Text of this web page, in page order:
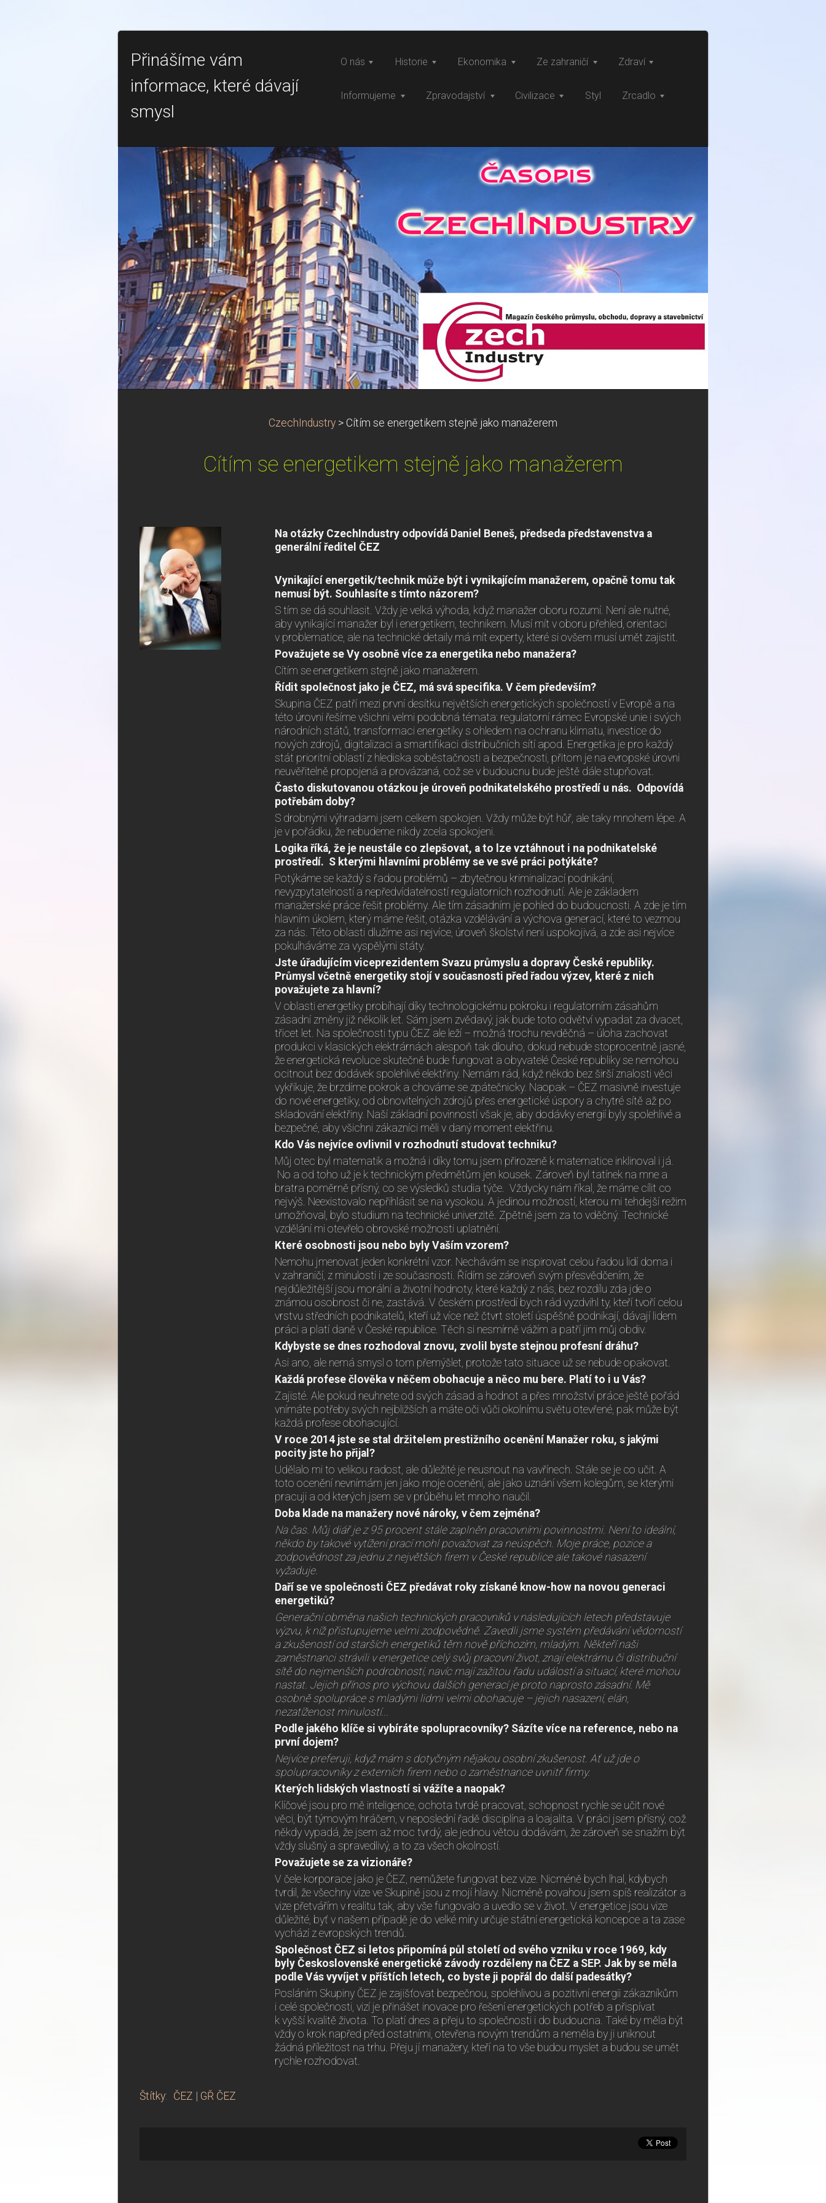
Přinášíme vám
informace, které dávají
smysl
O nás Historie Ekonomika Ze zahraničí Zdraví
Informujeme Zpravodajství Civilizace Styl Zrcadlo
CzechIndustry > Cítím se energetikem stejně jako manažerem
Cítím se energetikem stejně jako manažerem
Na otázky CzechIndustry odpovídá Daniel Beneš, předseda představenstva a
generální ředitel ČEZ
Vynikající energetik/technik může být i vynikajícím manažerem, opačně tomu tak
nemusí být. Souhlasíte s tímto názorem?
S tím se dá souhlasit. Vždy je velká výhoda, když manažer oboru rozumí. Není ale nutné,
aby vynikající manažer byl i energetikem, technikem. Musí mít v oboru přehled, orientaci
v problematice, ale na technické detaily má mít experty, které si ovšem musí umět zajistit.
Považujete se Vy osobně více za energetika nebo manažera?
Cítím se energetikem stejně jako manažerem.
Řídit společnost jako je ČEZ, má svá specifika. V čem především?
Skupina ČEZ patří mezi první desítku největších energetických společností v Evropě a na
této úrovni řešíme všichni velmi podobná témata: regulatorní rámec Evropské unie i svých
národních států, transformaci energetiky s ohledem na ochranu klimatu, investice do
nových zdrojů, digitalizaci a smartifikaci distribučních sítí apod. Energetika je pro každý
stát prioritní oblastí z hlediska soběstačnosti a bezpečnosti, přitom je na evropské úrovni
neuvěřitelně propojená a provázaná, což se v budoucnu bude ještě dále stupňovat.
Často diskutovanou otázkou je úroveň podnikatelského prostředí u nás. Odpovídá
potřebám doby?
S drobnými výhradami jsem celkem spokojen. Vždy může být hůř, ale taky mnohem lépe. A
je v pořádku, že nebudeme nikdy zcela spokojeni.
Logika říká, že je neustále co zlepšovat, a to lze vztáhnout i na podnikatelské
prostředí. S kterými hlavními problémy se ve své práci potýkáte?
Potýkáme se každý s řadou problémů – zbytečnou kriminalizací podnikání,
nevyzpytatelností a nepředvídatelností regulatorních rozhodnutí. Ale je základem
manažerské práce řešit problémy. Ale tím zásadním je pohled do budoucnosti. A zde je tím
hlavním úkolem, který máme řešit, otázka vzdělávání a výchova generací, které to vezmou
za nás. Této oblasti dlužíme asi nejvíce, úroveň školství není uspokojivá, a zde asi nejvíce
pokulháváme za vyspělými státy.
Jste úřadujícím viceprezidentem Svazu průmyslu a dopravy České republiky.
Průmysl včetně energetiky stojí v současnosti před řadou výzev, které z nich
považujete za hlavní?
V oblasti energetiky probíhají díky technologickému pokroku i regulatorním zásahům
zásadní změny již několik let. Sám jsem zvědavý, jak bude toto odvětví vypadat za dvacet,
třicet let. Na společnosti typu ČEZ ale leží – možná trochu nevděčná – úloha zachovat
produkci v klasických elektrárnách alespoň tak dlouho, dokud nebude stoprocentně jasné,
že energetická revoluce skutečně bude fungovat a obyvatelé České republiky se nemohou
ocitnout bez dodávek spolehlivé elektřiny. Nemám rád, když někdo bez širší znalosti věci
vykřikuje, že brzdíme pokrok a chováme se zpátečnicky. Naopak – ČEZ masivně investuje
do nové energetiky, od obnovitelných zdrojů přes energetické úspory a chytré sítě až po
skladování elektřiny. Naší základní povinností však je, aby dodávky energií byly spolehlivé a
bezpečné, aby všichni zákazníci měli v daný moment elektřinu.
Kdo Vás nejvíce ovlivnil v rozhodnutí studovat techniku?
Můj otec byl matematik a možná i díky tomu jsem přirozeně k matematice inklinoval i já.
No a od toho už je k technickým předmětům jen kousek. Zároveň byl tatínek na mne a
bratra poměrně přísný, co se výsledků studia týče. Vždycky nám říkal, že máme cílit co
nejvýš. Neexistovalo nepřihlásit se na vysokou. A jedinou možností, kterou mi tehdejší režim
umožňoval, bylo studium na technické univerzitě. Zpětně jsem za to vděčný. Technické
vzdělání mi otevřelo obrovské možnosti uplatnění.
Které osobnosti jsou nebo byly Vaším vzorem?
Nemohu jmenovat jeden konkrétní vzor. Nechávám se inspirovat celou řadou lidí doma i
v zahraničí, z minulosti i ze současnosti. Řídím se zároveň svým přesvědčením, že
nejdůležitější jsou morální a životní hodnoty, které každý z nás, bez rozdílu zda jde o
známou osobnost či ne, zastává. V českém prostředí bych rád vyzdvihl ty, kteří tvoří celou
vrstvu středních podnikatelů, kteří už více než čtvrt století úspěšně podnikají, dávají lidem
práci a platí daně v České republice. Těch si nesmírně vážím a patří jim můj obdiv.
Kdybyste se dnes rozhodoval znovu, zvolil byste stejnou profesní dráhu?
Asi ano, ale nemá smysl o tom přemýšlet, protože tato situace už se nebude opakovat.
Každá profese člověka v něčem obohacuje a něco mu bere. Platí to i u Vás?
Zajisté. Ale pokud neuhnete od svých zásad a hodnot a přes množství práce ještě pořád
vnímáte potřeby svých nejbližších a máte oči vůči okolnímu světu otevřené, pak může být
každá profese obohacující.
V roce 2014 jste se stal držitelem prestižního ocenění Manažer roku, s jakými
pocity jste ho přijal?
Udělalo mi to velikou radost, ale důležité je neusnout na vavřínech. Stále se je co učit. A
toto ocenění nevnímám jen jako moje ocenění, ale jako uznání všem kolegům, se kterými
pracuji a od kterých jsem se v průběhu let mnoho naučil.
Doba klade na manažery nové nároky, v čem zejména?
Na čas. Můj diář je z 95 procent stále zaplněn pracovními povinnostmi. Není to ideální,
někdo by takové vytížení prací mohl považovat za neúspěch. Moje práce, pozice a
zodpovědnost za jednu z největších firem v České republice ale takové nasazení
vyžaduje.
Daří se ve společnosti ČEZ předávat roky získané know-how na novou generaci
energetiků?
Generační obměna našich technických pracovníků v následujících letech představuje
výzvu, k níž přistupujeme velmi zodpovědně. Zavedli jsme systém předávání vědomostí
a zkušeností od starších energetiků těm nově příchozím, mladým. Někteří naši
zaměstnanci strávili v energetice celý svůj pracovní život, znají elektrárnu či distribuční
sítě do nejmenších podrobností, navíc mají zažitou řadu událostí a situací, které mohou
nastat. Jejich přínos pro výchovu dalších generací je proto naprosto zásadní. Mě
osobně spolupráce s mladými lidmi velmi obohacuje – jejich nasazení, elán,
nezatíženost minulostí...
Podle jakého klíče si vybíráte spolupracovníky? Sázíte více na reference, nebo na
první dojem?
Nejvíce preferuji, když mám s dotyčným nějakou osobní zkušenost. Ať už jde o
spolupracovníky z externích firem nebo o zaměstnance uvnitř firmy.
Kterých lidských vlastností si vážíte a naopak?
Klíčové jsou pro mě inteligence, ochota tvrdě pracovat, schopnost rychle se učit nové
věci, být týmovým hráčem, v neposlední řadě disciplína a loajalita. V práci jsem přísný, což
někdy vypadá, že jsem až moc tvrdý, ale jednou větou dodávám, že zároveň se snažím být
vždy slušný a spravedlivý, a to za všech okolností.
Považujete se za vizionáře?
V čele korporace jako je ČEZ, nemůžete fungovat bez vize. Nicméně bych lhal, kdybych
tvrdil, že všechny vize ve Skupině jsou z mojí hlavy. Nicméně povahou jsem spíš realizátor a
vize přetvářím v realitu tak, aby vše fungovalo a uvedlo se v život. V energetice jsou vize
důležité, byť v našem případě je do velké míry určuje státní energetická koncepce a ta zase
vychází z evropských trendů.
Společnost ČEZ si letos připomíná půl století od svého vzniku v roce 1969, kdy
byly Československé energetické závody rozděleny na ČEZ a SEP. Jak by se měla
podle Vás vyvíjet v příštích letech, co byste ji popřál do další padesátky?
Posláním Skupiny ČEZ je zajišťovat bezpečnou, spolehlivou a pozitivní energii zákazníkům
i celé společnosti, vizí je přinášet inovace pro řešení energetických potřeb a přispívat
k vyšší kvalitě života. To platí dnes a přeju to společnosti i do budoucna. Také by měla být
vždy o krok napřed před ostatními, otevřena novým trendům a neměla by ji uniknout
žádná příležitost na trhu. Přeju jí manažery, kteří na to vše budou myslet a budou se umět
rychle rozhodovat.
Štítky: ČEZ GŘ ČEZ